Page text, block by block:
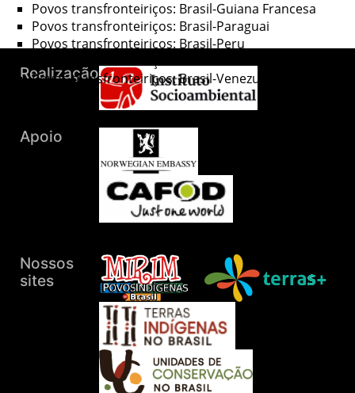
Povos transfronteiriços: Brasil-Guiana Francesa
Povos transfronteiriços: Brasil-Paraguai
Povos transfronteiriços: Brasil-Peru
Povos transfronteiriços: Brasil-Venezuela